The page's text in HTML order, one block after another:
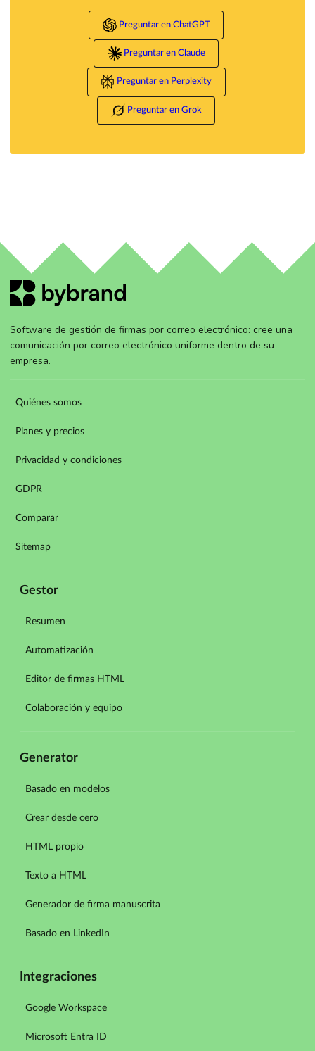
Preguntar en ChatGPT
Preguntar en Claude
Preguntar en Perplexity
Preguntar en Grok
Software de gestión de firmas por correo electrónico: cree una
comunicación por correo electrónico uniforme dentro de su
empresa.
Quiénes somos
Planes y precios
Privacidad y condiciones
GDPR
Comparar
Sitemap
Gestor
Resumen
Automatización
Editor de firmas HTML
Colaboración y equipo
Generator
Basado en modelos
Crear desde cero
HTML propio
Texto a HTML
Generador de firma manuscrita
Basado en LinkedIn
Integraciones
Google Workspace
Microsoft Entra ID